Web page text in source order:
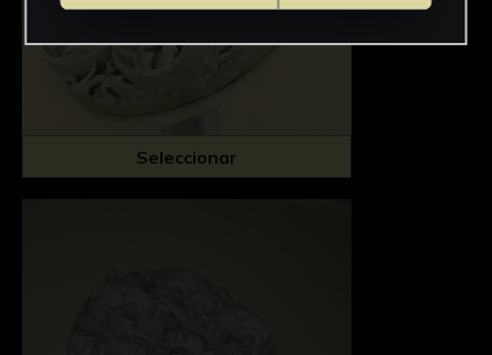
Seleccionar